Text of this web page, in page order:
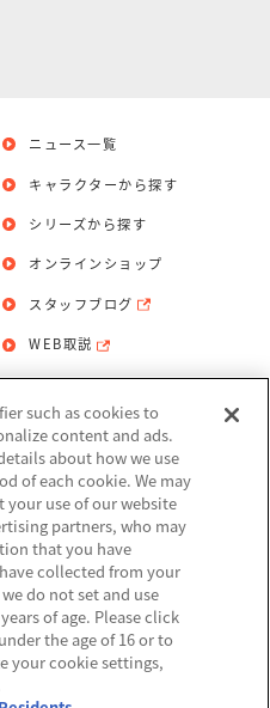
ニュース一覧
キャラクターから探す
シリーズから探す
オンラインショップ
スタッフブログ
WEB取説
個人情報保護方針
My Personal
such as cookies to
content and ads.
about how we use
of each cookie. We may
use of our website
partners, who may
that you have
collected from your
do not set and use
of age. Please click
the age of 16 or to
your cookie settings,